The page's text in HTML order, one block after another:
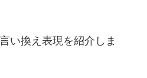
い換え表現を紹介しま